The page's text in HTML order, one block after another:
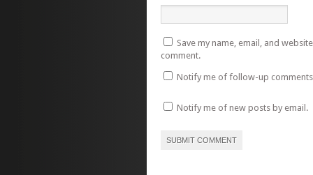
Save my name, email, and
comment.
Notify me of follow-up
Notify me of new posts by email.